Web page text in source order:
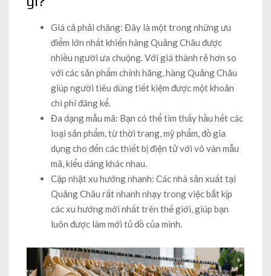
Giá cả phải chăng: Đây là một trong những ưu
điểm lớn nhất khiến hàng Quảng Châu được
nhiều người ưa chuộng. Với giá thành rẻ hơn so
với các sản phẩm chính hãng, hàng Quảng Châu
giúp người tiêu dùng tiết kiệm được một khoản
chi phí đáng kể.
Đa dạng mẫu mã: Bạn có thể tìm thấy hầu hết các
loại sản phẩm, từ thời trang, mỹ phẩm, đồ gia
dụng cho đến các thiết bị điện tử với vô vàn mẫu
mã, kiểu dáng khác nhau.
Cập nhật xu hướng nhanh: Các nhà sản xuất tại
Quảng Châu rất nhanh nhạy trong việc bắt kịp
các xu hướng mới nhất trên thế giới, giúp bạn
luôn được làm mới tủ đồ của mình.